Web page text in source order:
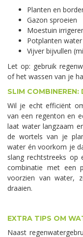
Planten en
Gazon sproeien
Moestuin
Potplanten
Vijver bijvullen
Let op: gebruik
of het wassen van je
SLIM COMBINEREN:
Wil je echt efficiënt
van een regenton en
laat water langzaam
de wortels van je
water én voorkom je
slang rechtstreeks op
combinatie met een
voorzien van water,
draaien.
EXTRA TIPS OM
Naast